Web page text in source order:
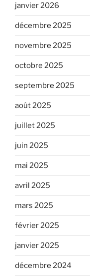
janvier 2026
décembre 2025
novembre 2025
octobre 2025
septembre 2025
août 2025
juillet 2025
juin 2025
mai 2025
avril 2025
mars 2025
février 2025
janvier 2025
décembre 2024